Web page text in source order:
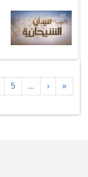
5 ... › »